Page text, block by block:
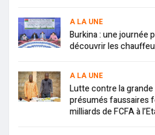
A LA UNE
Burkina : une journée
découvrir les
A LA UNE
Lutte contre la
présumés faussaires
milliards de FCFA à